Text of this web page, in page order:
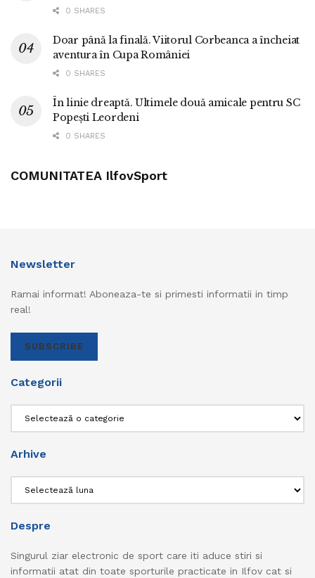
0 SHARES
Doar până la finală. Viitorul Corbeanca a încheiat
aventura în Cupa României
0 SHARES
În linie dreaptă. Ultimele două amicale pentru SC
Popești Leordeni
0 SHARES
COMUNITATEA IlfovSport
Newsletter
Ramai informat! Aboneaza-te si primesti informatii in timp
real!
SUBSCRIBE
Categorii
Arhive
Despre
Singurul ziar electronic de sport care iti aduce stiri si
informatii atat din toate sporturile practicate in Ilfov cat si